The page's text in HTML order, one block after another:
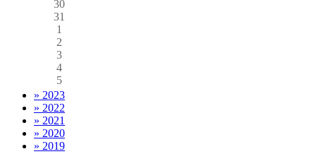
30
31
1
2
3
4
5
» 2023
» 2022
» 2021
» 2020
» 2019